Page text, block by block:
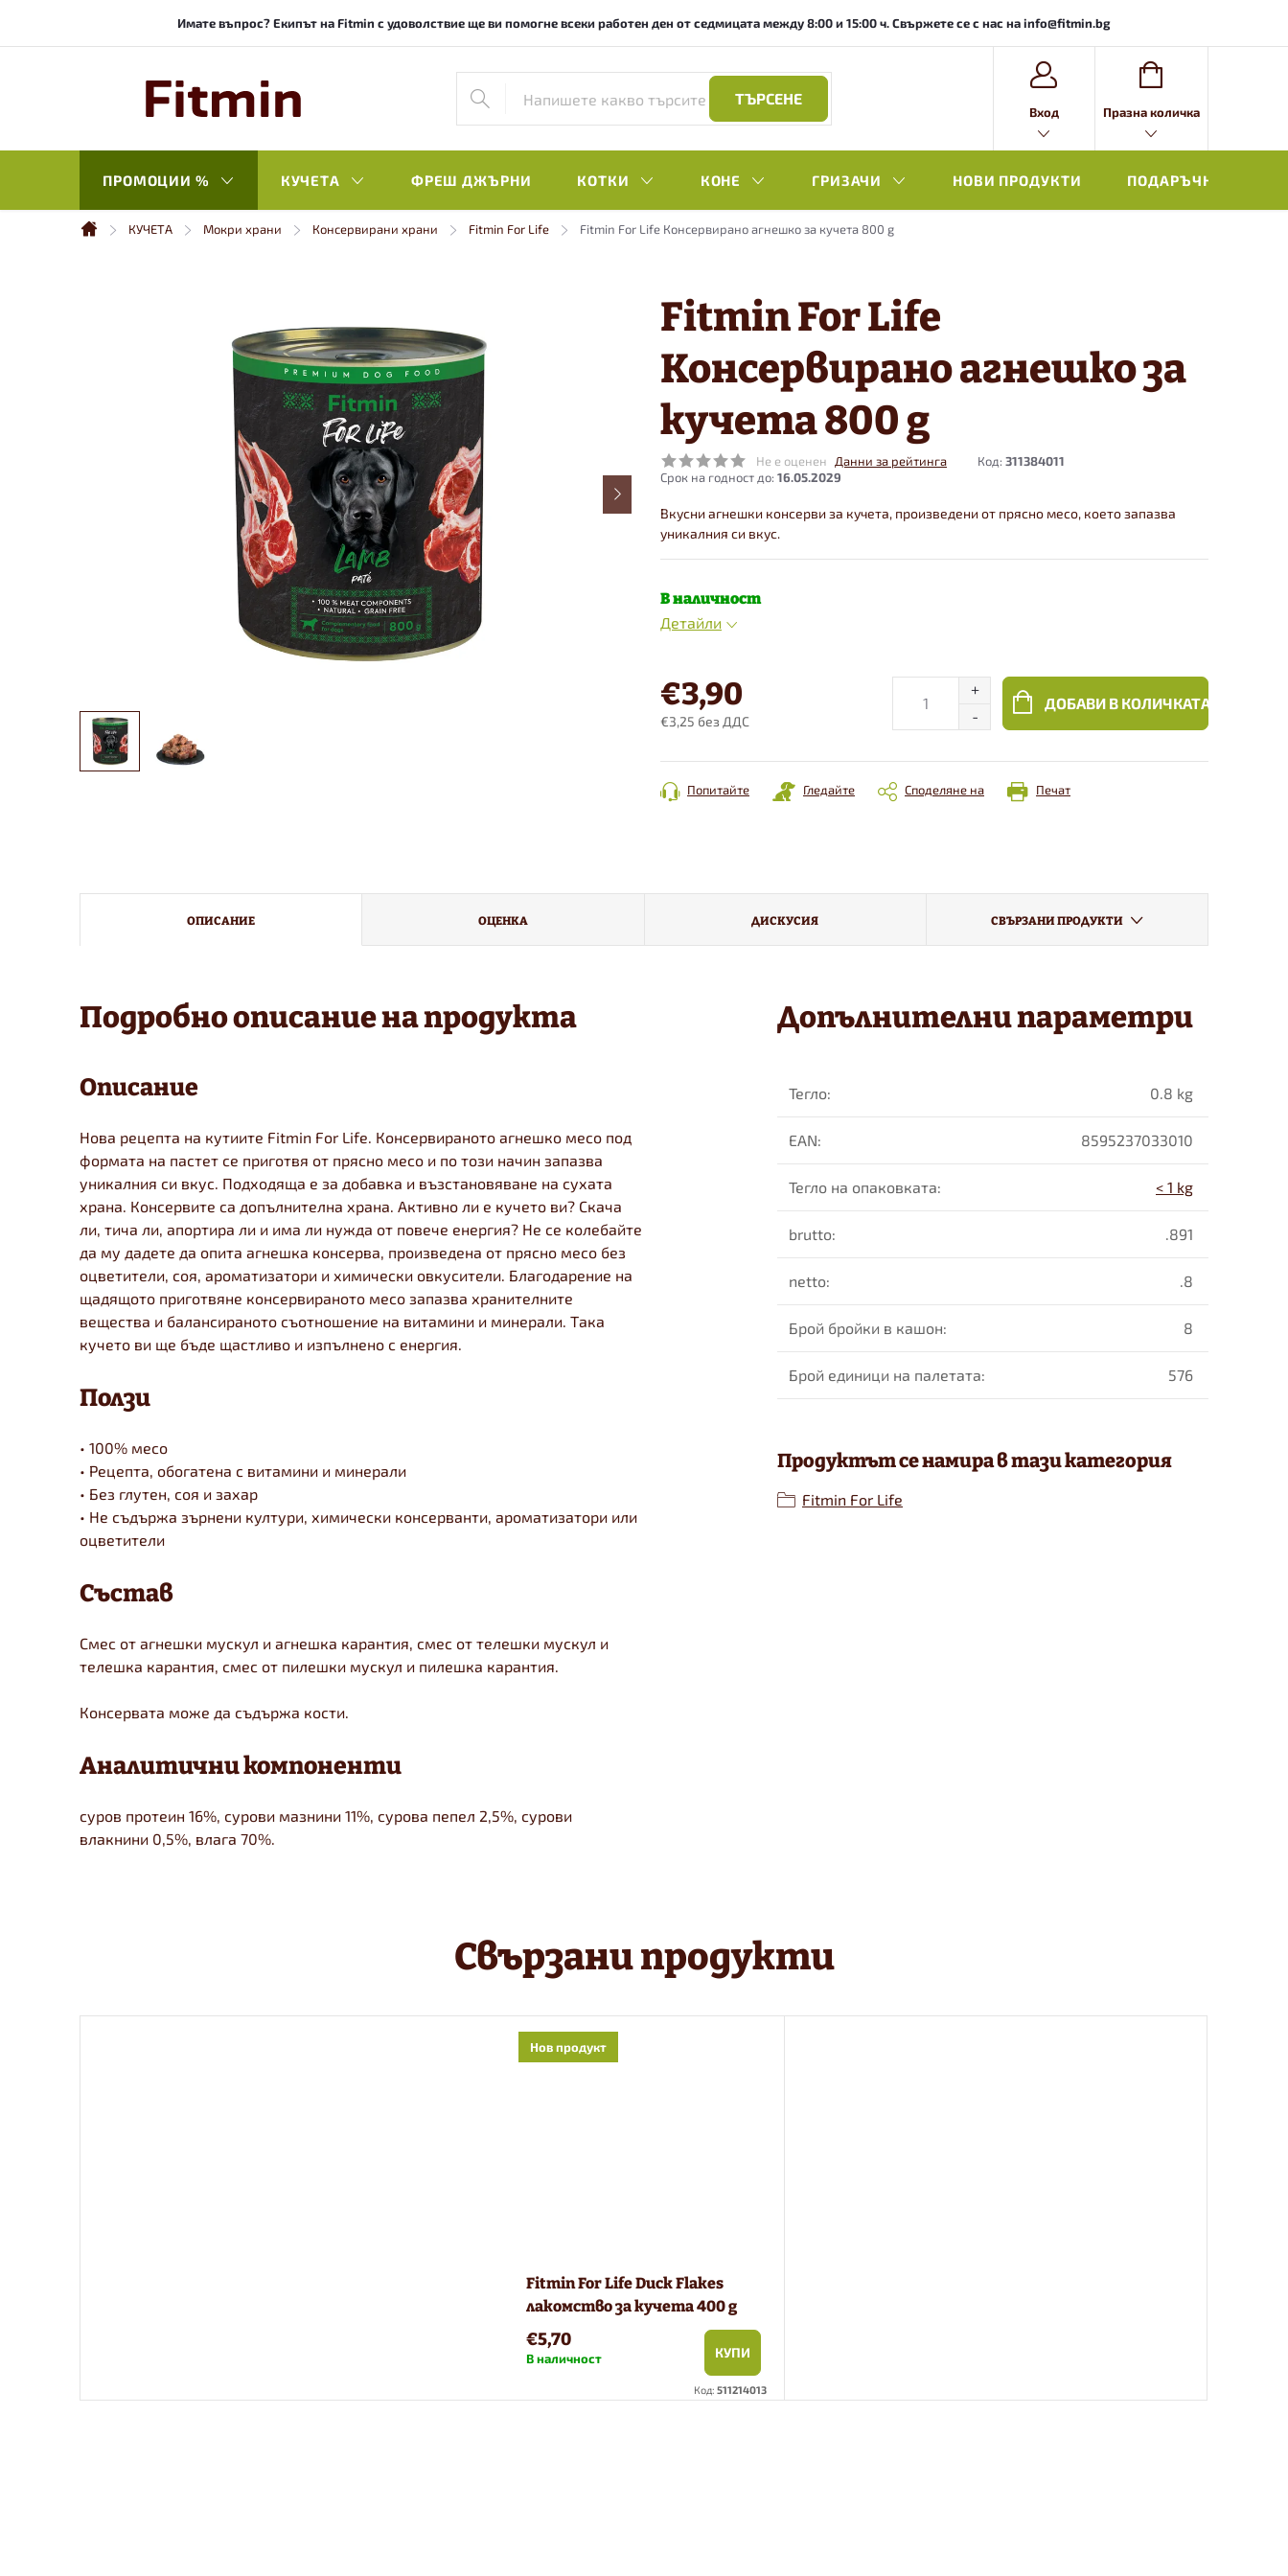
Имате въпрос? Екипът на Fitmin с удоволствие ще ви помогне всеки работен ден от седмицата между 8:00 и 15:00 ч. Свържете се с нас на info@fitmin.bg
ТЪРСЕНЕ
Вход
ВИЖ
КОЛИЧКАТА
Празна количка
ПРОМОЦИИ % КУЧЕТА ФРЕШ ДЖЪРНИ КОТКИ КОНЕ ГРИЗАЧИ НОВИ ПРОДУКТИ ПОДАРЪЧНА
Начало
КУЧЕТА Мокри храни Консервирани храни Fitmin For Life Fitmin For Life Консервирано агнешко за кучета 800 g
Fitmin For Life
Консервирано агнешко за
кучета 800 g
Не е оценен Данни за рейтинга Код: 311384011
16.05.2029
Вкусни агнешки консерви за кучета, произведени от прясно месо, което запазва
уникалния си вкус.
В наличност
Детайли
€3,90
€3,25 без ДДС
цена:
ДОБАВИ В КОЛИЧКАТА
Печат
Попитайте Гледайте Споделяне на
ОПИСАНИЕ ОЦЕНКА ДИСКУСИЯ СВЪРЗАНИ ПРОДУКТИ
Подробно описание на продукта
Описание
Нова рецепта на кутиите Fitmin For Life. Консервираното агнешко месо под
формата на пастет се приготвя от прясно месо и по този начин запазва
уникалния си вкус. Подходяща е за добавка и възстановяване на сухата
храна. Консервите са допълнителна храна. Активно ли е кучето ви? Скача
ли, тича ли, апортира ли и има ли нужда от повече енергия? Не се колебайте
да му дадете да опита агнешка консерва, произведена от прясно месо без
оцветители, соя, ароматизатори и химически овкусители. Благодарение на
щадящото приготвяне консервираното месо запазва хранителните
вещества и балансираното съотношение на витамини и минерали. Така
кучето ви ще бъде щастливо и изпълнено с енергия.
Ползи
• 100% месо
• Рецепта, обогатена с витамини и минерали
• Без глутен, соя и захар
• Не съдържа зърнени култури, химически консерванти, ароматизатори или
оцветители
Състав
Смес от агнешки мускул и агнешка карантия, смес от телешки мускул и
телешка карантия, смес от пилешки мускул и пилешка карантия.
Консервата може да съдържа кости.
Аналитични компоненти
суров протеин 16%, сурови мазнини 11%, сурова пепел 2,5%, сурови
влакнини 0,5%, влага 70%.
Допълнителни параметри
Тегло: 0.8 kg
EAN: 8595237033010
Тегло на опаковката: < 1 kg
brutto: .891
netto: .8
Брой бройки в кашон: 8
Брой единици на палетaта: 576
Продуктът се намира в тази категория
Fitmin For Life
Свързани продукти
Нов продукт
Fitmin For Life Duck Flakes
лакомство за кучета 400 g
€5,70
В наличност КУПИ
Код: 511214013